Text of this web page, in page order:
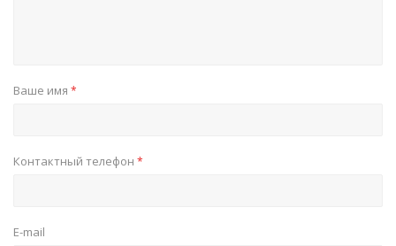
Ваше имя *
Контактный телефон *
E-mail